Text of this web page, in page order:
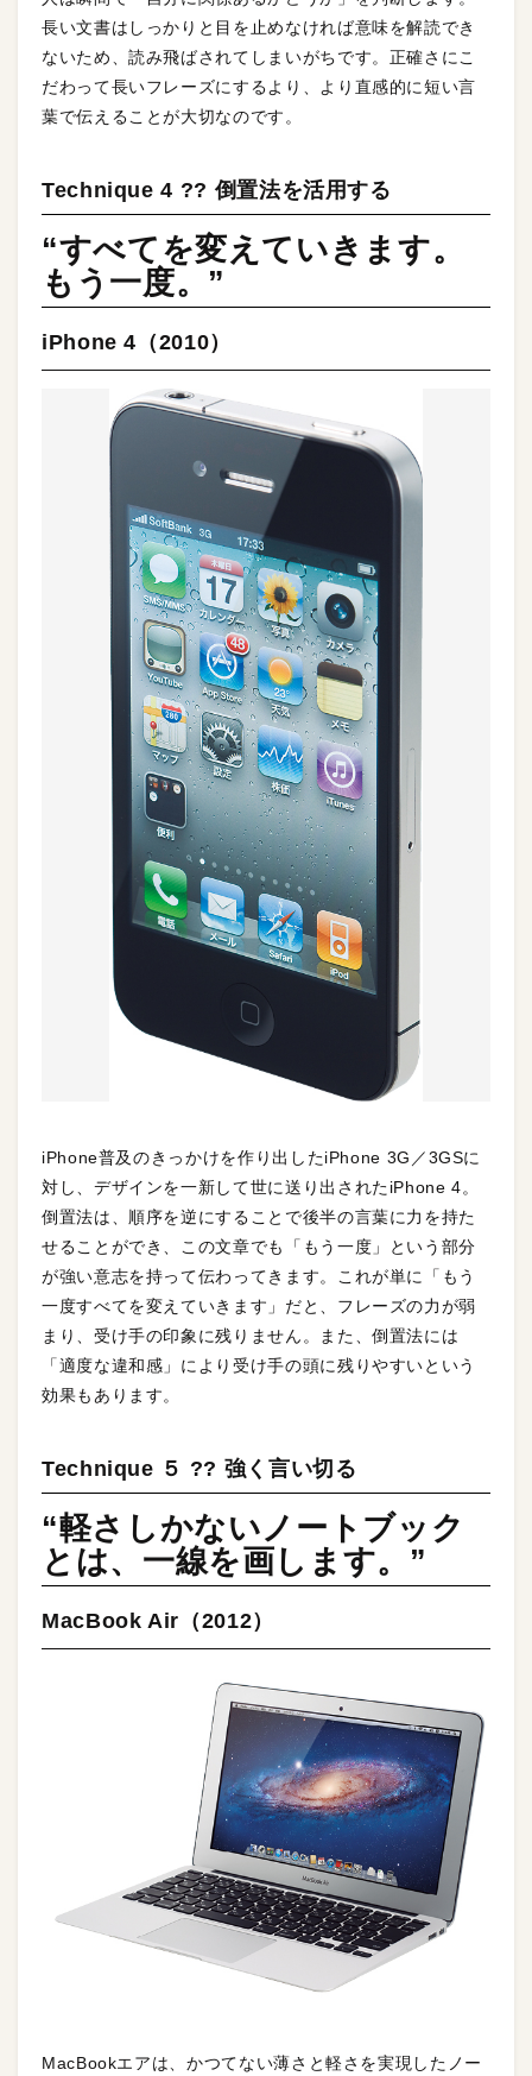
長い文書はしっかりと目を止めなければ意味を解読でき
ないため、読み飛ばされてしまいがちです。正確さにこ
だわって長いフレーズにするより、より直感的に短い言
葉で伝えることが大切なのです。
Technique 4 ?? 倒置法を活用する
“すべてを変えていきます。
もう一度。”
iPhone 4（2010）
iPhone普及のきっかけを作り出したiPhone 3G／3GSに
対し、デザインを一新して世に送り出されたiPhone 4。
倒置法は、順序を逆にすることで後半の言葉に力を持た
せることができ、この文章でも「もう一度」という部分
が強い意志を持って伝わってきます。これが単に「もう
一度すべてを変えていきます」だと、フレーズの力が弱
まり、受け手の印象に残りません。また、倒置法には
「適度な違和感」により受け手の頭に残りやすいという
効果もあります。
Technique ５ ?? 強く言い切る
“軽さしかないノートブック
とは、一線を画します。”
MacBook Air（2012）
MacBookエアは、かつてない薄さと軽さを実現したノー